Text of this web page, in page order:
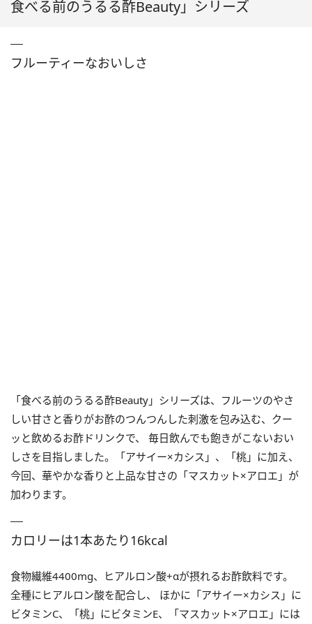
食べる前のうるる酢Beauty」シリーズ
フルーティーなおいしさ
「食べる前のうるる酢Beauty」シリーズは、フルーツのやさ
しい甘さと香りがお酢のつんつんした刺激を包み込む、クー
ッと飲めるお酢ドリンクで、 毎日飲んでも飽きがこないおい
しさを目指しました。「アサイー×カシス」、「桃」に加え、
今回、華やかな香りと上品な甘さの「マスカット×アロエ」が
加わります。
カロリーは1本あたり16kcal
食物繊維4400mg、ヒアルロン酸+αが摂れるお酢飲料です。
全種にヒアルロン酸を配合し、 ほかに「アサイー×カシス」に
ビタミンC、「桃」にビタミンE、「マスカット×アロエ」には